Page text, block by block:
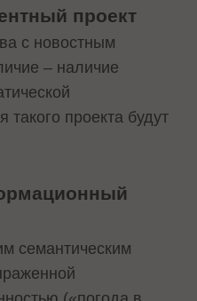
проект
с новостным
– наличие
проекта будут
семантическим